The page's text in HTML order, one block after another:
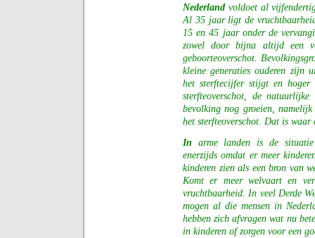
Nederland voldoet al
Al 35 jaar ligt de
15 en 45 jaar onder de
zowel door bijna altijd een
geboorteoverschot.
kleine generaties ouderen zijn
het sterftecijfer stijgt en
sterfteoverschot, de
bevolking nog groeien,
het sterfteoverschot. Dat is
In arme landen is de
enerzijds omdat er meer
kinderen zien als een bron van
Komt er meer welvaart en
vruchtbaarheid. In veel Derde
mogen al die mensen in
hebben zich afvragen wat nu
in kinderen of zorgen voor een